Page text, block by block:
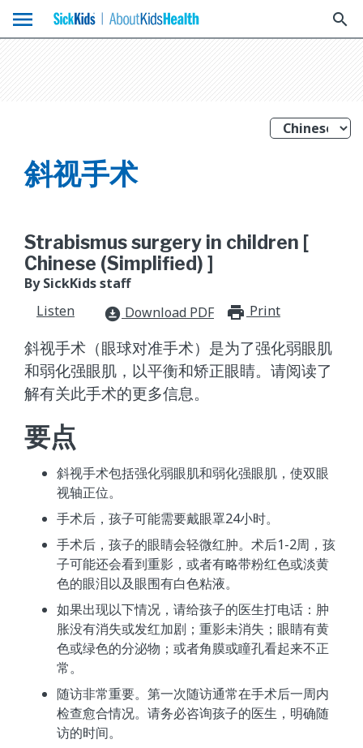
menu search
斜视手术
Strabismus surgery in children [
Chinese (Simplified) ]
By SickKids staff
Listen
download_for_offline Download PDF Print
斜视手术（眼球对准手术）是为了强化弱眼肌
和弱化强眼肌，以平衡和矫正眼睛。请阅读了
解有关此手术的更多信息。
要点
斜视手术包括强化弱眼肌和弱化强眼肌，使双眼
视轴正位。
手术后，孩子可能需要戴眼罩24小时。
手术后，孩子的眼睛会轻微红肿。术后1-2周，孩
子可能还会看到重影，或者有略带粉红色或淡黄
色的眼泪以及眼围有白色粘液。
如果出现以下情况，请给孩子的医生打电话：肿
胀没有消失或发红加剧；重影未消失；眼睛有黄
色或绿色的分泌物；或者角膜或瞳孔看起来不正
常。
随访非常重要。第一次随访通常在手术后一周内
检查愈合情况。请务必咨询孩子的医生，明确随
访的时间。